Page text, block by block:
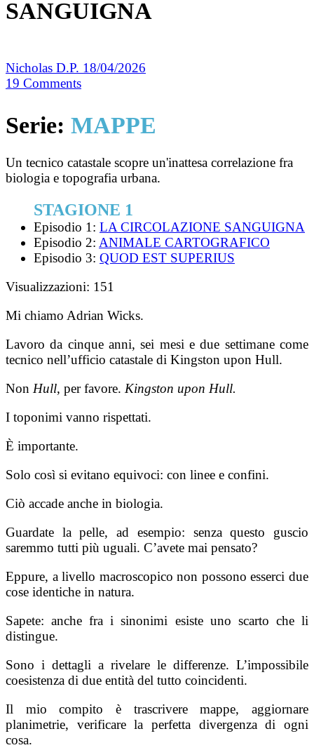
SANGUIGNA
Nicholas D.P. 18/04/2026
19 Comments
Serie: MAPPE
Un tecnico catastale scopre un'inattesa correlazione fra
biologia e topografia urbana.
STAGIONE 1
Episodio 1: LA CIRCOLAZIONE SANGUIGNA
Episodio 2: ANIMALE CARTOGRAFICO
Episodio 3: QUOD EST SUPERIUS
Visualizzazioni: 151
Mi chiamo Adrian Wicks.
Lavoro da cinque anni, sei mesi e due setti­mane come
tecnico nell’ufficio catastale di King­ston upon Hull.
Non Hull, per favore. Kingston upon Hull.
I toponimi vanno rispettati.
È importante.
Solo così si evitano equivoci: con linee e confini.
Ciò accade anche in biologia.
Guardate la pelle, ad esempio: senza questo guscio
saremmo tutti più uguali. C’avete mai pen­sato?
Eppure, a livello macroscopico non possono esserci due
cose identiche in natura.
Sapete: anche fra i sinonimi esiste uno scarto che li
distingue.
Sono i dettagli a rivelare le differenze. L’impossibile
coesistenza di due entità del tutto coincidenti.
Il mio compito è trascrivere mappe, aggior­nare
planimetrie, verificare la perfetta divergenza di ogni
cosa.